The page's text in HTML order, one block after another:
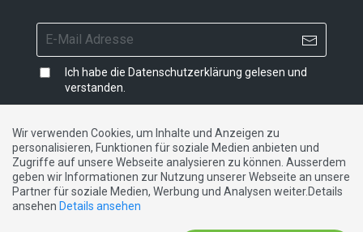
Ich habe die Datenschutzerklärung gelesen und
verstanden.
Impressum|Datenschutzerklärung|Kontakt
DE FR IT
Wir verwenden Cookies, um Inhalte und Anzeigen zu
personalisieren, Funktionen für soziale Medien anbieten und
Zugriffe auf unsere Webseite analysieren zu können. Ausserdem
geben wir Informationen zur Nutzung unserer Webseite an unsere
Partner für soziale Medien, Werbung und Analysen weiter.Details
ansehen Details ansehen